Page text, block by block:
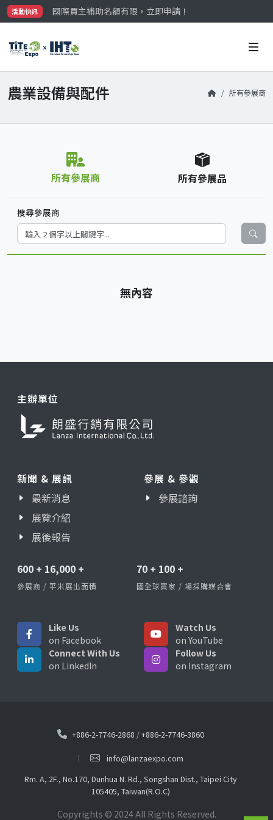
活動快訊
國際買主補助名額有限，立即申請！
參觀門票開放申請中‼️
國際買主補助名額有限，立即申請！
農業設備與配件 所有參展商
所有參展商 所有參展品
搜尋參展商
無內容
主辦單位
新聞 & 展訊
最新消息
展覽介紹
展後報告
參展 & 參觀
參展諮詢
600 + 16,000 +
參展商 / 平米展出面積
70 + 100 +
國全球買家 / 場採購媒合會
Like Us
on Facebook
Watch Us
on YouTube
Connect With Us
on LinkedIn
Follow Us
on Instagram
+886-2-7746-2868 /+886-2-7746-3860
info@lanzaexpo.com
Rm. A, 2F., No.170, Dunhua N. Rd., Songshan Dist., Taipei City
105405, Taiwan(R.O.C)
Copyrights © 2024 All Rights Reserved.